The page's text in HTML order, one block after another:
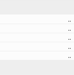
..
..
..
..
..